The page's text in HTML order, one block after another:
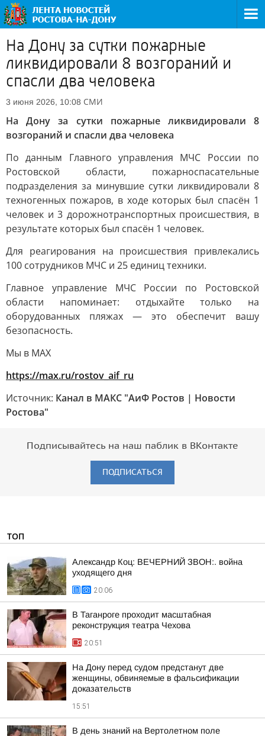
На Дону за сутки пожарные
ликвидировали 8 возгораний и
спасли два человека
3 июня 2026, 10:08 СМИ
На Дону за сутки пожарные ликвидировали 8
возгораний и спасли два человека
По данным Главного управления МЧС России по
Ростовской области, пожарноспасательные
подразделения за минувшие сутки ликвидировали 8
техногенных пожаров, в ходе которых был спасён 1
человек и 3 дорожнотранспортных происшествия, в
результате которых был спасён 1 человек.
Для реагирования на происшествия привлекались
100 сотрудников МЧС и 25 единиц техники.
Главное управление МЧС России по Ростовской
области напоминает: отдыхайте только на
оборудованных пляжах — это обеспечит вашу
безопасность.
Мы в MAX
https://max.ru/rostov_aif_ru
Источник: Канал в МАКС "АиФ Ростов | Новости
Ростова"
Подписывайтесь на наш паблик в ВКонтакте
ПОДПИСАТЬСЯ
ТОП
Александр Коц: ВЕЧЕРНИЙ ЗВОН:. война
уходящего дня
20:06
В Таганроге проходит масштабная
реконструкция театра Чехова
20:51
На Дону перед судом предстанут две
женщины, обвиняемые в фальсификации
доказательств
15:51
В день знаний на Вертолетном поле